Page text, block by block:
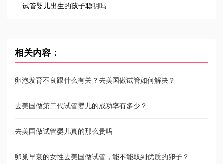
试管婴儿出生的孩子聪明吗
相关内容：
卵泡发育不良跟什么有关？去美国做试管如何解决？
去美国做第二代试管婴儿的成功率有多少？
去美国做试管婴儿真的那么贵吗
卵巢早衰的女性去美国做试管，能不能取到优质的卵子？